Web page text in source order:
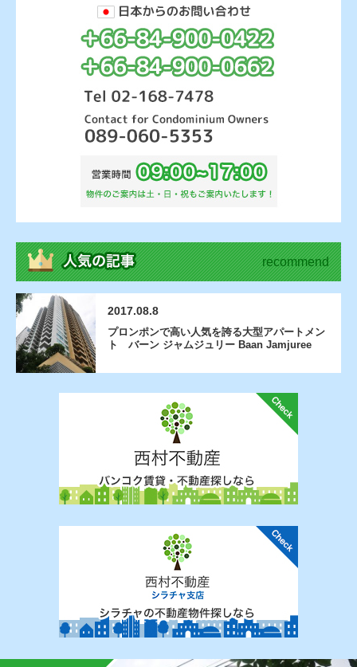
recommend
2017.08.8
プロンポンで高い人気を誇る大型アパートメン
ト バーン ジャムジュリー Baan Jamjuree